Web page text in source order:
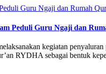
Peduli Guru Ngaji dan
kegiatan
RYDHA sebagai bentuk